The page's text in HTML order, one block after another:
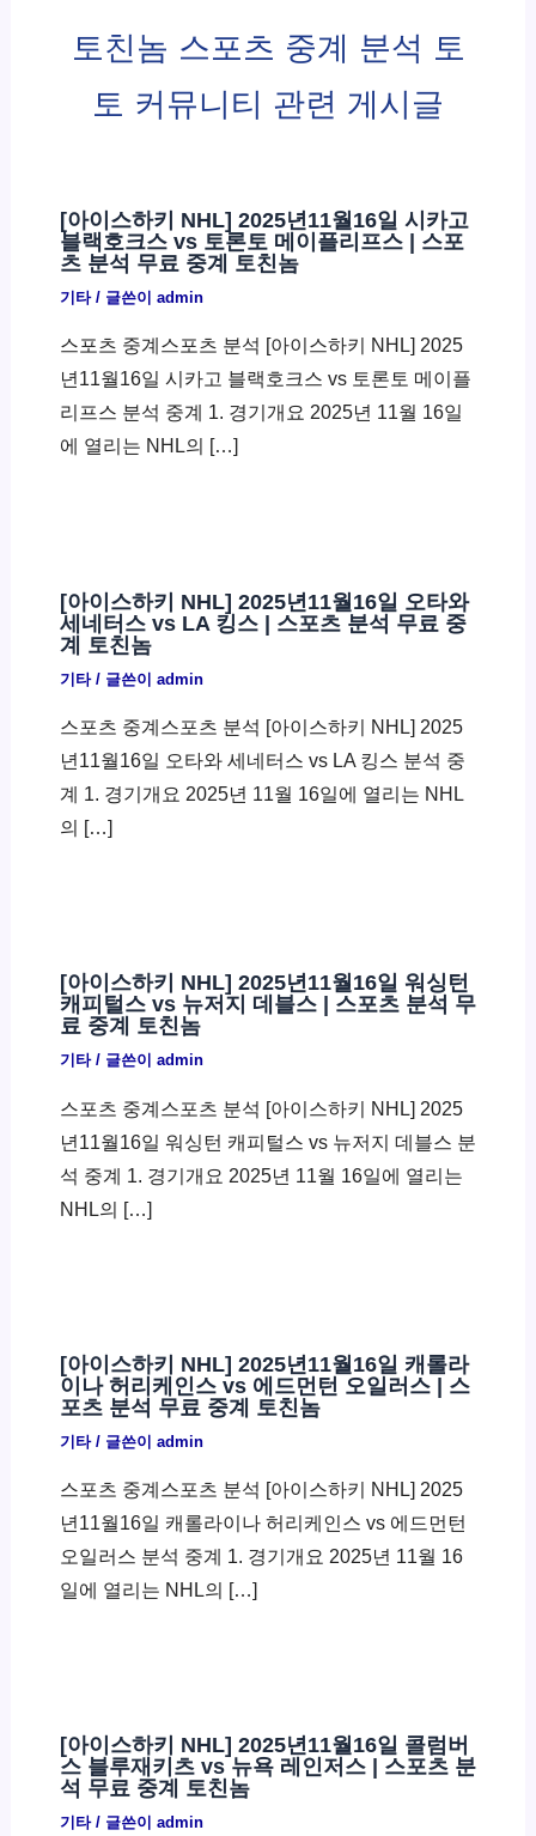
토친놈 스포츠 중계 분석 토
토 커뮤니티 관련 게시글
[아이스하키 NHL] 2025년11월16일 시카고
블랙호크스 vs 토론토 메이플리프스 | 스포
츠 분석 무료 중계 토친놈
기타/ 글쓴이 admin
스포츠 중계스포츠 분석 [아이스하키 NHL] 2025
년11월16일 시카고 블랙호크스 vs 토론토 메이플
리프스 분석 중계 1. 경기개요 2025년 11월 16일
에 열리는 NHL의 […]
[아이스하키 NHL] 2025년11월16일 오타와
세네터스 vs LA 킹스 | 스포츠 분석 무료 중
계 토친놈
기타/ 글쓴이 admin
스포츠 중계스포츠 분석 [아이스하키 NHL] 2025
년11월16일 오타와 세네터스 vs LA 킹스 분석 중
계 1. 경기개요 2025년 11월 16일에 열리는 NHL
의 […]
[아이스하키 NHL] 2025년11월16일 워싱턴
캐피털스 vs 뉴저지 데블스 | 스포츠 분석 무
료 중계 토친놈
기타/ 글쓴이 admin
스포츠 중계스포츠 분석 [아이스하키 NHL] 2025
년11월16일 워싱턴 캐피털스 vs 뉴저지 데블스 분
석 중계 1. 경기개요 2025년 11월 16일에 열리는
NHL의 […]
[아이스하키 NHL] 2025년11월16일 캐롤라
이나 허리케인스 vs 에드먼턴 오일러스 | 스
포츠 분석 무료 중계 토친놈
기타/ 글쓴이 admin
스포츠 중계스포츠 분석 [아이스하키 NHL] 2025
년11월16일 캐롤라이나 허리케인스 vs 에드먼턴
오일러스 분석 중계 1. 경기개요 2025년 11월 16
일에 열리는 NHL의 […]
[아이스하키 NHL] 2025년11월16일 콜럼버
스 블루재키츠 vs 뉴욕 레인저스 | 스포츠 분
석 무료 중계 토친놈
기타/ 글쓴이 admin